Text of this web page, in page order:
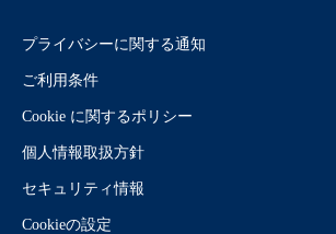
プライバシーに関する通知
ご利用条件
Cookie に関するポリシー
個人情報取扱方針
セキュリティ情報
Cookieの設定